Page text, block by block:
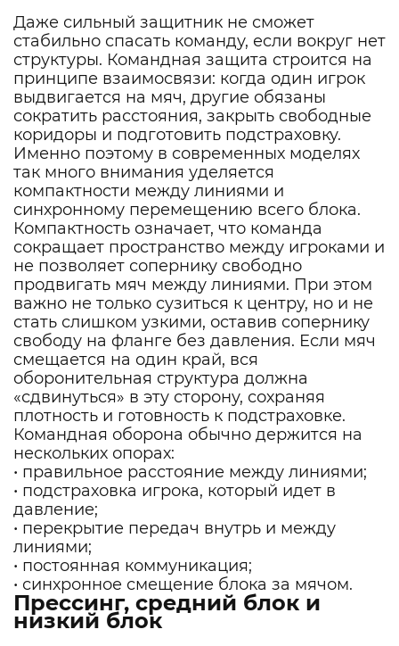
Даже сильный защитник не сможет
стабильно спасать команду, если вокруг нет
структуры. Командная защита строится на
принципе взаимосвязи: когда один игрок
выдвигается на мяч, другие обязаны
сократить расстояния, закрыть свободные
коридоры и подготовить подстраховку.
Именно поэтому в современных моделях
так много внимания уделяется
компактности между линиями и
синхронному перемещению всего блока.
Компактность означает, что команда
сокращает пространство между игроками и
не позволяет сопернику свободно
продвигать мяч между линиями. При этом
важно не только сузиться к центру, но и не
стать слишком узкими, оставив сопернику
свободу на фланге без давления. Если мяч
смещается на один край, вся
оборонительная структура должна
«сдвинуться» в эту сторону, сохраняя
плотность и готовность к подстраховке.
Командная оборона обычно держится на
нескольких опорах:
• правильное расстояние между линиями;
• подстраховка игрока, который идет в
давление;
• перекрытие передач внутрь и между
линиями;
• постоянная коммуникация;
• синхронное смещение блока за мячом.
Прессинг, средний блок и
низкий блок